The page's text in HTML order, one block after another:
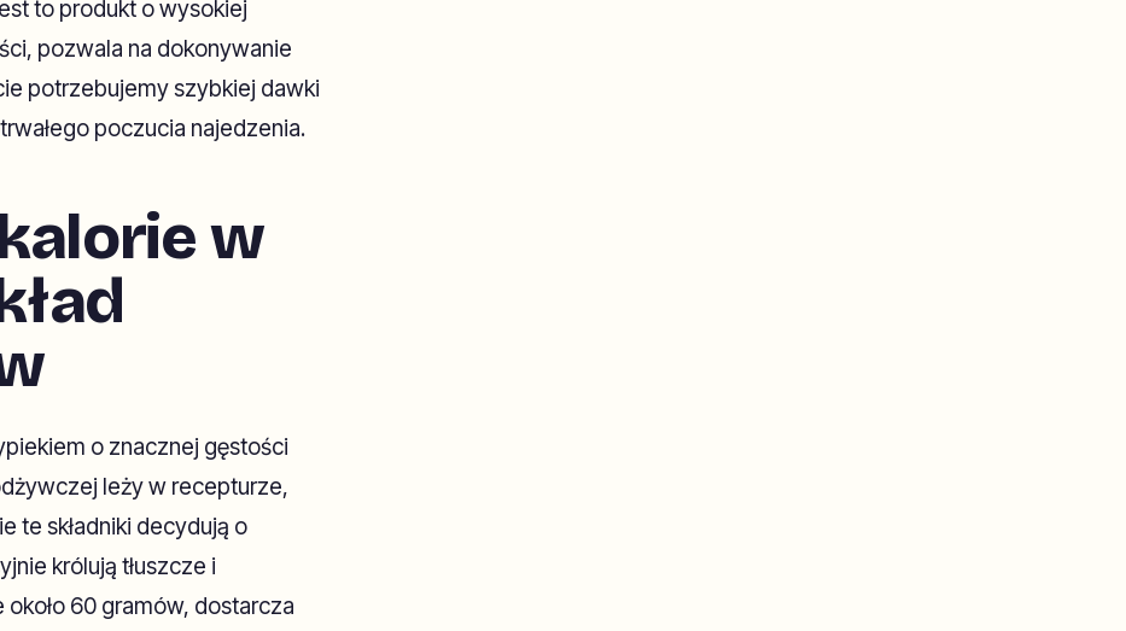
to produkt o wysokiej
pozwala na dokonywanie
potrzebujemy szybkiej dawki
poczucia najedzenia.
w
o znacznej gęstości
leży w recepturze,
te składniki decydują o
królują tłuszcze i
60 gramów, dostarcza